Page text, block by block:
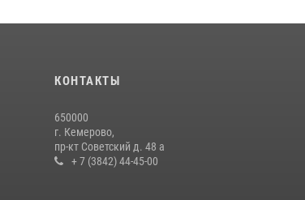
КОНТАКТЫ
650000
г. Кемерово,
пр-кт Советский д. 48 а
+ 7 (3842) 44-45-00